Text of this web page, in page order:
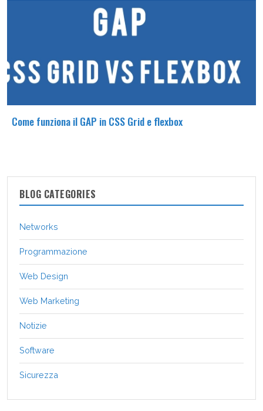
Come funziona il GAP in CSS Grid e flexbox
BLOG CATEGORIES
Networks
Programmazione
Web Design
Web Marketing
Notizie
Software
Sicurezza